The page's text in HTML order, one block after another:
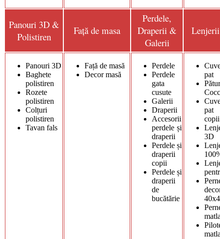
Panouri 3D &
Polistiren
Față de masa
Perdele,
Draperii &
Galerii
Panouri 3D
Baghete
polistiren
Rozete
polistiren
Colțuri
polistiren
Tavan fals
Față de masă
Decor masă
Perdele
Perdele
gata
cusute
Galerii
Draperii
Accesorii
perdele și
draperii
Perdele și
draperii
copii
Perdele și
draperii
de
bucătărie
pat
pat
copii
3D